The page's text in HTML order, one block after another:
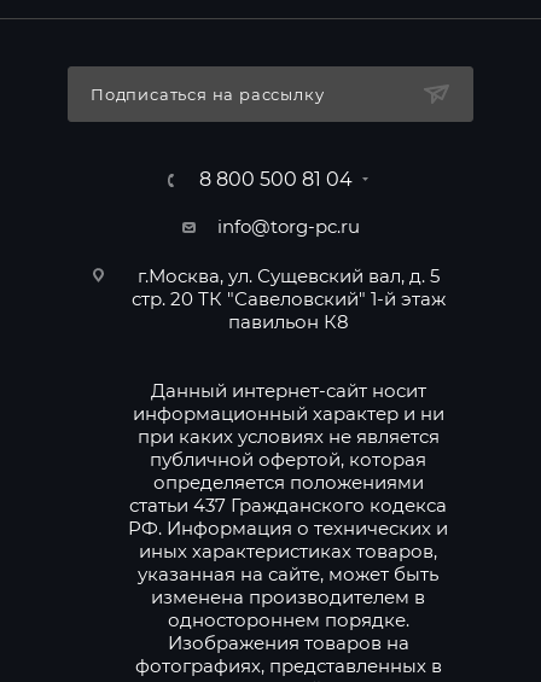
Подписаться на рассылку
8 800 500 81 04
info@torg-pc.ru
г.Москва, ул. Сущевский вал, д. 5
стр. 20 ТК "Савеловский" 1-й этаж
павильон К8
Данный интернет-сайт носит
информационный характер и ни
при каких условиях не является
публичной офертой, которая
определяется положениями
статьи 437 Гражданского кодекса
РФ. Информация о технических и
иных характеристиках товаров,
указанная на сайте, может быть
изменена производителем в
одностороннем порядке.
Изображения товаров на
фотографиях, представленных в